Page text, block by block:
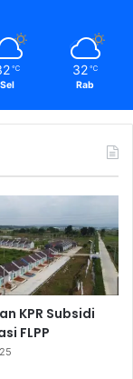
℃
Sel
32 ℃
Rab
KPR Subsidi
FLPP